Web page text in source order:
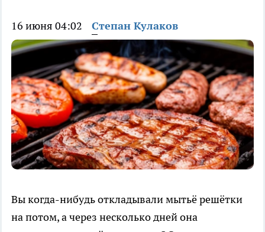
16 июня 04:02 Степан Кулаков
Вы когда-нибудь откладывали мытьё решётки
на потом, а через несколько дней она